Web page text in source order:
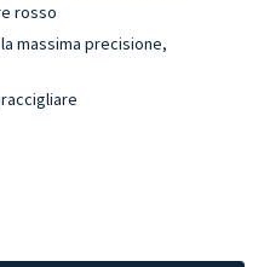
rosso
massima precisione,